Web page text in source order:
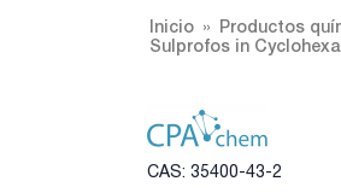
Inicio Productos
Sulprofos in
CAS: 35400-43-2